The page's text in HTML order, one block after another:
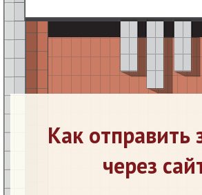
Как отправить
через